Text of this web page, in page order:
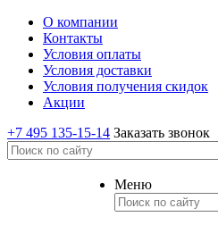
О компании
Контакты
Условия оплаты
Условия доставки
Условия получения скидок
Акции
+7 495 135-15-14 Заказать звонок
Меню